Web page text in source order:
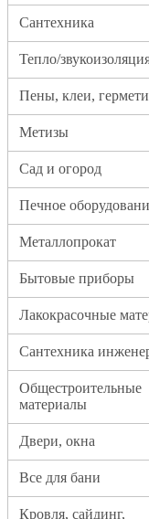
Сантехника
Тепло/
Пены, клеи,
Метизы
Сад и огород
Печное
Металлопрокат
Бытовые приборы
Лакокрасочные
Сантехника
Общестроительные
материалы
Двери, окна
Все для бани
Кровля, сайдинг,